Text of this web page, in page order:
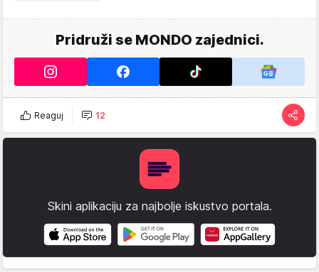
Pridruži se MONDO zajednici.
Reaguj 12
Skini aplikaciju za najbolje iskustvo portala.